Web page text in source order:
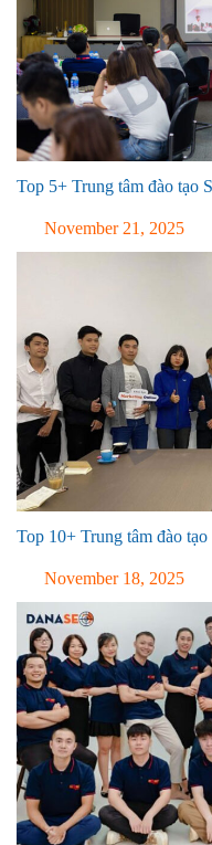
Top 5+ Trung tâm đào tạo
November 21, 2025
Top 10+ Trung tâm đào
November 18, 2025